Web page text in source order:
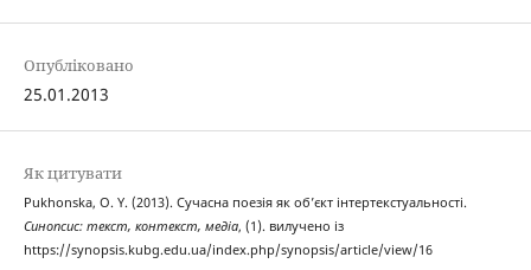
Опубліковано
25.01.2013
Як цитувати
Pukhonska, O. Y. (2013). Сучасна поезія як об’єкт інтертекстуальності.
Синопсис: текст, контекст, медіа, (1). вилучено із
https://synopsis.kubg.edu.ua/index.php/synopsis/article/view/16